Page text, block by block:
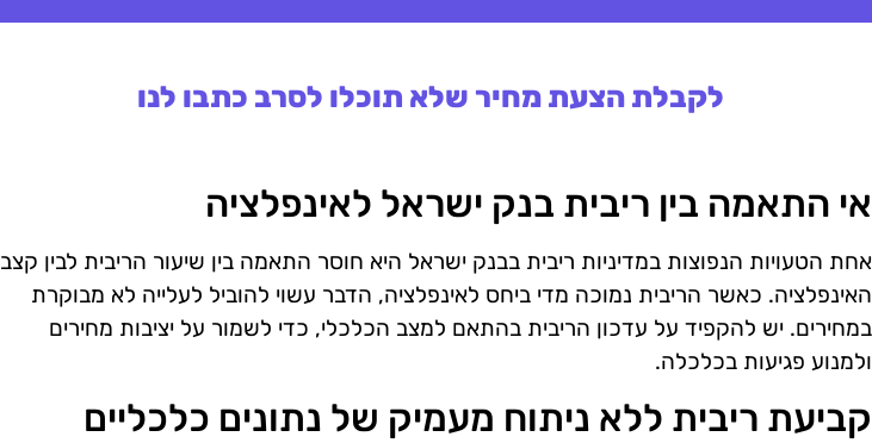
לקבלת הצעת מחיר שלא תוכלו לסרב כתבו לנו
אי התאמה בין ריבית בנק ישראל לאינפלציה
אחת הטעויות הנפוצות במדיניות ריבית בבנק ישראל היא חוסר התאמה בין שיעור הריבית לבין קצב
האינפלציה. כאשר הריבית נמוכה מדי ביחס לאינפלציה, הדבר עשוי להוביל לעלייה לא מבוקרת
במחירים. יש להקפיד על עדכון הריבית בהתאם למצב הכלכלי, כדי לשמור על יציבות מחירים
ולמנוע פגיעות בכלכלה.
קביעת ריבית ללא ניתוח מעמיק של נתונים כלכליים